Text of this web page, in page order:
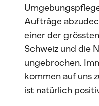
Aufträge
einer der
Schweiz und die
ungebrochen.
kommen auf uns
ist natürlich